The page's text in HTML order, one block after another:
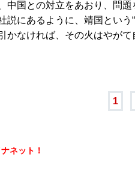
中国との対立をあおり、問
説にあるように、靖国とい
かなければ、その火はやが
1
ネット！